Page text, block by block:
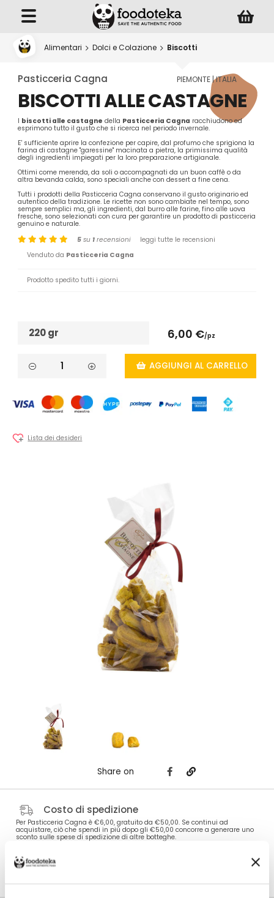
Alimentari Dolci e Colazione Biscotti
Pasticceria Cagna PIEMONTE | ITALIA
BISCOTTI ALLE CASTAGNE
I biscotti alle castagne della Pasticceria Cagna racchiudono ed
esprimono tutto il gusto che si ricerca nel periodo invernale.
E' sufficiente aprire la confezione per capire, dal profumo che sprigiona la
farina di castagne "garessine" macinata a pietra, la primissima qualità
degli ingredienti impiegati per la loro preparazione artigianale.
Ottimi come merenda, da soli o accompagnati da un buon caffè o da
altra bevanda calda, sono speciali anche con dessert a fine cena.
Tutti i prodotti della Pasticceria Cagna conservano il gusto originario ed
autentico della tradizione. Le ricette non sono cambiate nel tempo, sono
sempre semplici ma, gli ingredienti, dal burro alle farine, fino alle uova
fresche, sono selezionati con cura per garantire un prodotto di pasticceria
genuino e naturale.
5 su 1 recensioni
leggi tutte le recensioni
Venduto da Pasticceria Cagna
Prodotto spedito tutti i giorni.
220 gr 6,00 €/pz
AGGIUNGI AL CARRELLO
Lista dei desideri
Share on
Costo di spedizione
Per Pasticceria Cagna è €6,00, gratuito da €50,00. Se continui ad
acquistare, ciò che spendi in più dopo gli €50,00 concorre a generare uno
sconto sulle spese di spedizione di altre botteghe.